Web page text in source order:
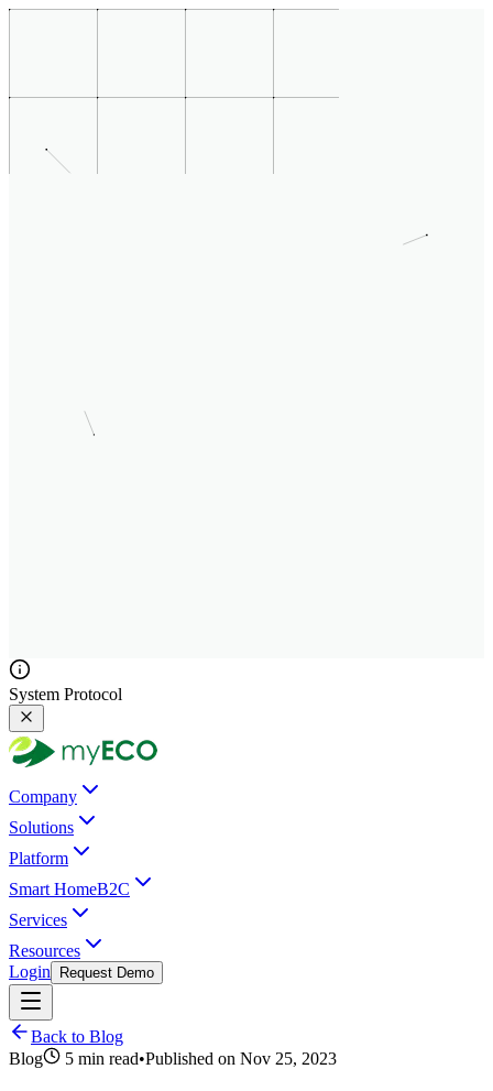
System Protocol
Company
Solutions
Platform
Smart HomeB2C
Services
Resources
Login
Request Demo
Back to Blog
Blog
5 min read•Published on Nov 25, 2023